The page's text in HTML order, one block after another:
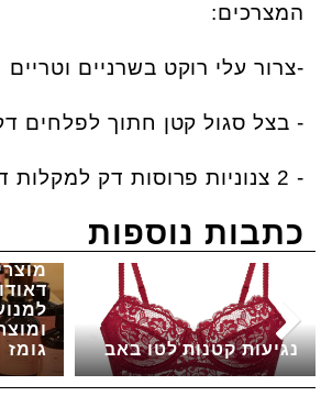
המצרכים:
-צרור עלי רוקט בשרניים
- בצל סגול קטן חתוך לפלחים
- 2 צנוניות פרוסות דק למקלות דקים
כתבות נוספות
גומז
נגיעות קטנות לטו באב